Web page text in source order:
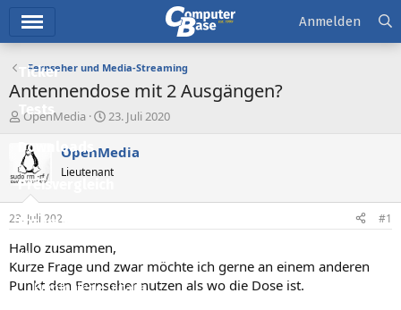
Ticker
Tests
Downloads
Preisvergleich
Forum
Aktuelles
Empfohlene Inhalte
Anmelden
Fernseher und Media-Streaming
Antennendose mit 2 Ausgängen?
E
s
t
e
e
r
OpenMedia
E
s
e
t
a
m
23. Juli 2020
OpenMedia
Lieutenant
23. Juli 2020 #1
Hallo zusammen,
Kurze Frage und zwar möchte ich gerne an einem anderen
Punkt den Fernseher nutzen als wo die Dose ist.